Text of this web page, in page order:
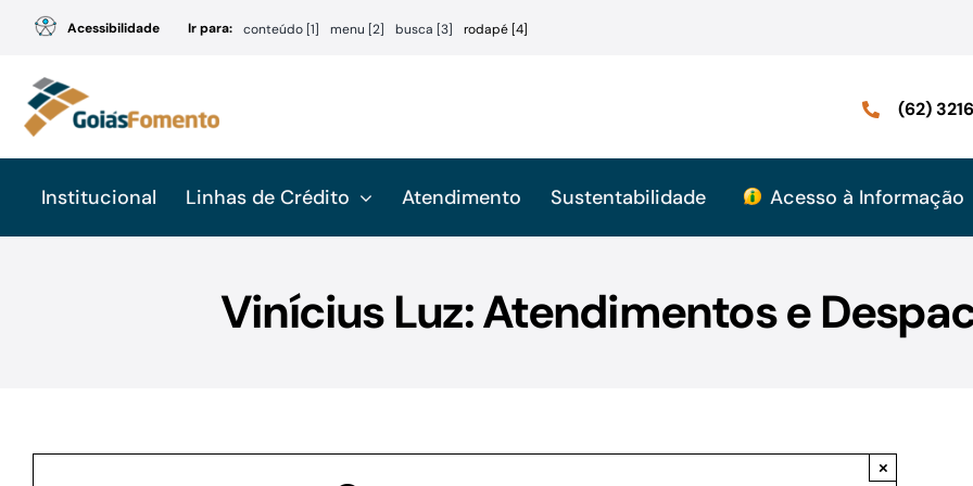
conteúdo
Acessibilidade Ir para: conteúdo [1] menu [2] busca [3] rodapé [4]
(62)
Institucional Linhas de Crédito Atendimento Sustentabilidade Acesso à Informação
Vinícius Luz: Atendimentos e
×